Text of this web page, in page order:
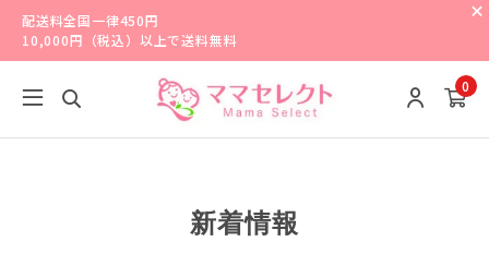
配送料全国一律450円
10,000円（税込）以上で送料無料
0
新着情報